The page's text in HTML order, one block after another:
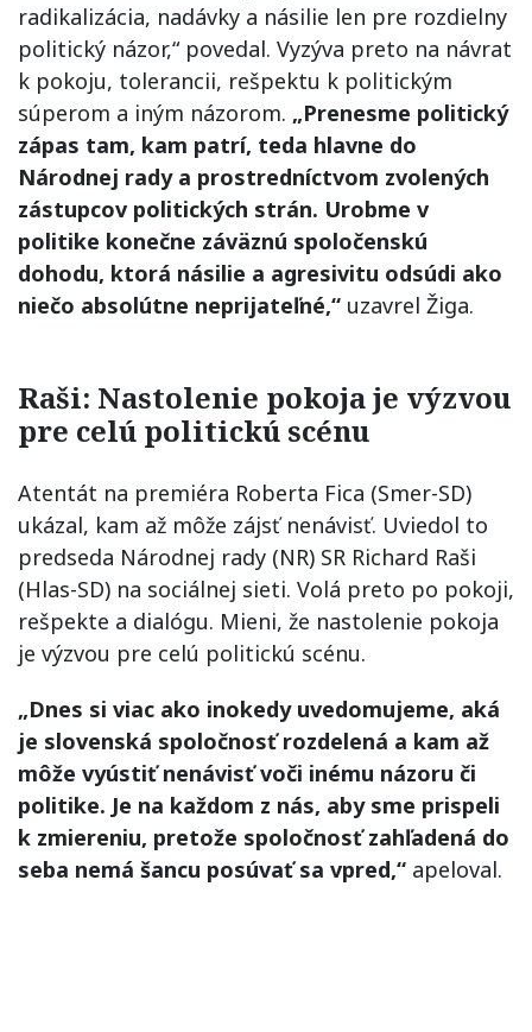
radikalizácia, nadávky a násilie len pre rozdielny
politický názor,“ povedal. Vyzýva preto na návrat
k pokoju, tolerancii, rešpektu k politickým
súperom a iným názorom. „Prenesme politický
zápas tam, kam patrí, teda hlavne do
Národnej rady a prostredníctvom zvolených
zástupcov politických strán. Urobme v
politike konečne záväznú spoločenskú
dohodu, ktorá násilie a agresivitu odsúdi ako
niečo absolútne neprijateľné,“ uzavrel Žiga.
Raši: Nastolenie pokoja je výzvou
pre celú politickú scénu
Atentát na premiéra Roberta Fica (Smer-SD)
ukázal, kam až môže zájsť nenávisť. Uviedol to
predseda Národnej rady (NR) SR Richard Raši
(Hlas-SD) na sociálnej sieti. Volá preto po pokoji,
rešpekte a dialógu. Mieni, že nastolenie pokoja
je výzvou pre celú politickú scénu.
„Dnes si viac ako inokedy uvedomujeme, aká
je slovenská spoločnosť rozdelená a kam až
môže vyústiť nenávisť voči inému názoru či
politike. Je na každom z nás, aby sme prispeli
k zmiereniu, pretože spoločnosť zahľadená do
seba nemá šancu posúvať sa vpred,“ apeloval.